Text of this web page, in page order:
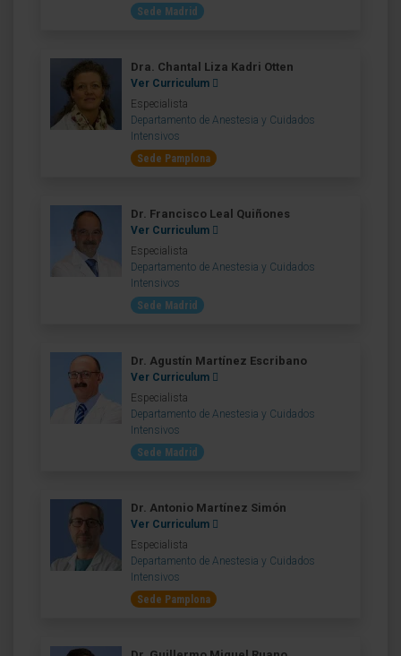
Sede Madrid
Dra. Chantal Liza Kadri Otten
Ver Curriculum
Especialista
Departamento de Anestesia y Cuidados
Intensivos
Sede Pamplona
Dr. Francisco Leal Quiñones
Ver Curriculum
Especialista
Departamento de Anestesia y Cuidados
Intensivos
Sede Madrid
Dr. Agustín Martínez Escribano
Ver Curriculum
Especialista
Departamento de Anestesia y Cuidados
Intensivos
Sede Madrid
Dr. Antonio Martínez Simón
Ver Curriculum
Especialista
Departamento de Anestesia y Cuidados
Intensivos
Sede Pamplona